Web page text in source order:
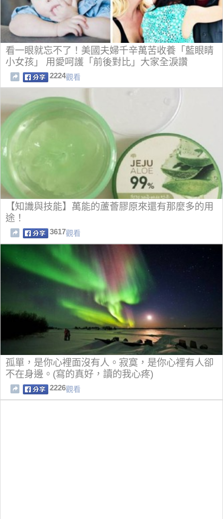
看一眼就忘不了！美國夫婦千辛萬苦收養「藍眼睛
小女孩」 用愛呵護「前後對比」大家全淚讚
2224觀看
【知識與技能】萬能的蘆薈膠原來還有那麼多的用
途！
3617觀看
孤單，是你心裡面沒有人。寂寞，是你心裡有人卻
不在身邊。(寫的真好，讀的我心疼)
2226觀看